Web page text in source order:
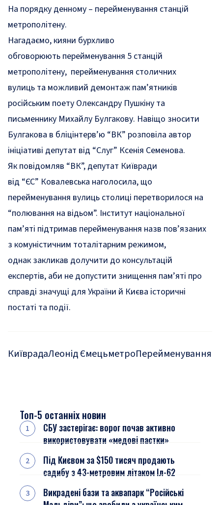
На порядку денному – перейменування станцій
метрополітену.
Нагадаємо, кияни бурхливо
обговорюють перейменування 5 станцій
метрополітену, перейменування столичних
вулиць та можливий демонтаж пам’ятників
російським поету Олександру Пушкіну та
письменнику Михайлу Булгакову. Навіщо зносити
Булгакова в бліцінтерв’ю “ВК” розповіла автор
ініціативі депутат від “Слуг” Ксенія Семенова.
Як повідомляв “ВК”, депутат Київради
від “ЄС” Ковалевська наголосила, що
перейменування вулиць столиці перетворилося на
“полювання на відьом”. Інститут національної
пам’яті підтримав перейменування назв пов’язаних
з комуністичним тоталітарним режимом,
однак закликав долучити до консультацій
експертів, аби не допустити знищення пам’яті про
справді значущі для України й Києва історичні
постаті та події.
КиїврадаЛеонід ЄмецьметроПерейменування
Топ-5 останніх новин
СБУ застерігає: ворог почав активно
використовувати «медові пастки»
Під Києвом за $150 тисяч продають
садибу з 43-метровим літаком Іл-62
Викрадені бази та аквапарк “Російські